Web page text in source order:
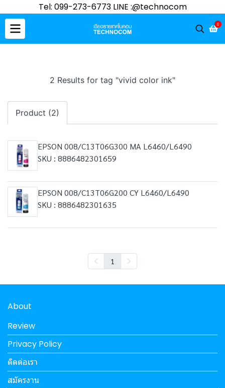
Tel: 099-273-6773 LINE :@technocom
0
2 Results for tag "vivid color ink"
Product (2)
EPSON 008/C13T06G300 MA L6460/L6490
SKU : 8886482301659
EPSON 008/C13T06G200 CY L6460/L6490
SKU : 8886482301635
1
About
Review
Privacy Policy
ติดต่อเรา
สมัครงาน